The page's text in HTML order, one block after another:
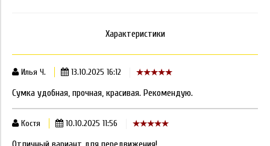
Характеристики
Илья Ч. 13.10.2025 16:12
Сумка удобная, прочная, красивая. Рекомендую.
Костя 10.10.2025 11:56